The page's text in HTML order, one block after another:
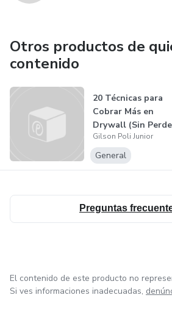
Otros productos de
contenido
20 Técnicas para
Cobrar Más en
Drywall (Sin
Clientes)
Gilson Poli Junior
General
Preguntas
El contenido de este producto no
Si ves informaciones inadecuadas,